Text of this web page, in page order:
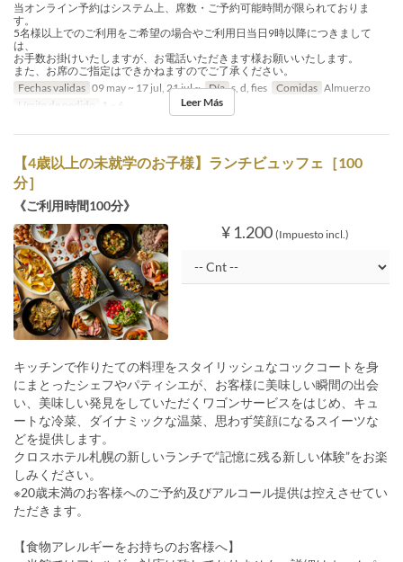
当オンライン予約はシステム上、席数・ご予約可能時間が限られておりま
す。
5名様以上でのご利用をご希望の場合やご利用日当日9時以降につきまして
は、
お手数お掛けいたしますが、お電話いただきます様お願いいたします。
また、お席のご指定はできかねますのでご了承ください。
Fechas validas 09 may ~ 17 jul, 21 jul ~ Día s, d, fies Comidas Almuerzo
Límite de pedido
1 ~ 6 Leer Más
【4歳以上の未就学のお子様】ランチビュッフェ［100
分］
《ご利用時間100分》
¥ 1.200 (Impuesto incl.)
キッチンで作りたての料理をスタイリッシュなコックコートを身
にまとったシェフやパティシエが、お客様に美味しい瞬間の出会
い、美味しい発見をしていただくワゴンサービスをはじめ、キュ
ートな冷菜、ダイナミックな温菜、思わず笑顔になるスイーツな
どを提供します。
クロスホテル札幌の新しいランチで“記憶に残る新しい体験”をお楽
しみください。
※20歳未満のお客様へのご予約及びアルコール提供は控えさせてい
ただきます。
【食物アレルギーをお持ちのお客様へ】